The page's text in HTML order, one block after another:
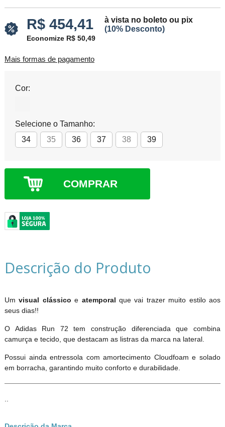
R$ 454,41
à vista no boleto ou pix
(10% Desconto)
Economize R$ 50,49
Mais formas de pagamento
Cor:
Selecione o Tamanho:
34
35 36 37 38 39
COMPRAR
Descrição do Produto
Umvisual clássico e atemporalque vai trazer muito estilo aos
seus dias!!
O Adidas Run 72 tem construção diferenciada que combina
camurça e tecido, que destacam as listras da marca na lateral.
Possui ainda entressola com amortecimento Cloudfoam e solado
em borracha, garantindo muito conforto e durabilidade.